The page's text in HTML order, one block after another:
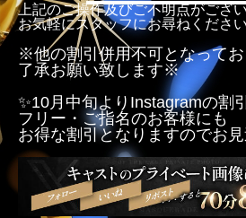
上記のご操作及びご不明点がござ
お気軽にスタッフにお尋ねくださ
※他の割引併用不可となって
了承お願い致します※
✨️10月中旬よりInstagramの割
フリー・ご指名のお客様にも
お得な割引となりますのでお